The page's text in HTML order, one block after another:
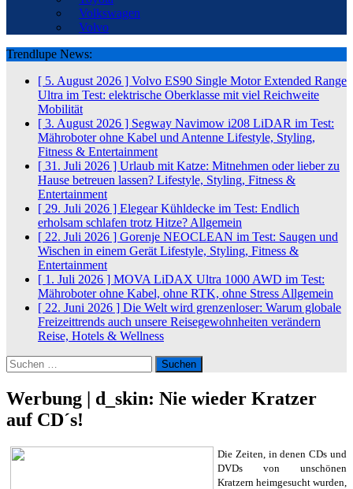
Volkswagen
Volvo
Trendlupe News:
[ 5. August 2026 ] Volvo ES90 Single Motor Extended Range
Ultra im Test: elektrische Oberklasse mit viel Reichweite
Mobilität
[ 3. August 2026 ] Segway Navimow i208 LiDAR im Test:
Mähroboter ohne Kabel und Antenne Lifestyle, Styling,
Fitness & Entertainment
[ 31. Juli 2026 ] Urlaub mit Katze: Mitnehmen oder lieber zu
Hause betreuen lassen? Lifestyle, Styling, Fitness &
Entertainment
[ 29. Juli 2026 ] Elegear Kühldecke im Test: Endlich
erholsam schlafen trotz Hitze? Allgemein
[ 22. Juli 2026 ] Gorenje NEOCLEAN im Test: Saugen und
Wischen in einem Gerät Lifestyle, Styling, Fitness &
Entertainment
[ 1. Juli 2026 ] MOVA LiDAX Ultra 1000 AWD im Test:
Mähroboter ohne Kabel, ohne RTK, ohne Stress Allgemein
[ 22. Juni 2026 ] Die Welt wird grenzenloser: Warum globale
Freizeittrends auch unsere Reisegewohnheiten verändern
Reise, Hotels & Wellness
Suchen
nach:
Werbung | d_skin: Nie wieder Kratzer
auf CD´s!
Die Zeiten, in denen CDs und
DVDs von unschönen
Kratzern heimgesucht wurden,